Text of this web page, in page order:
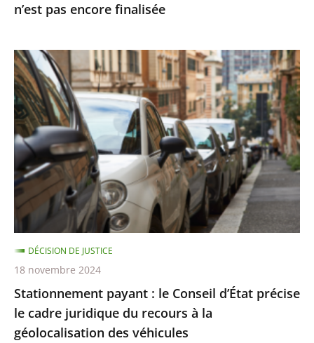
n’est pas encore finalisée
Stationnement
payant
:
le
Conseil
d’État
précise
le
cadre
juridique
du
recours
à
la
géolocalisation
Stationnement payant : le Conseil d’État précise
le cadre juridique du recours à la
géolocalisation des véhicules
DÉCISION DE JUSTICE
18 novembre 2024